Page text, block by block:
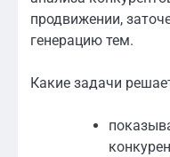
продвижении,
генерацию тем.
Какие задачи